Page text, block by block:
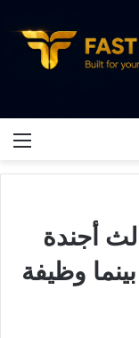
أجندة
وظيفة